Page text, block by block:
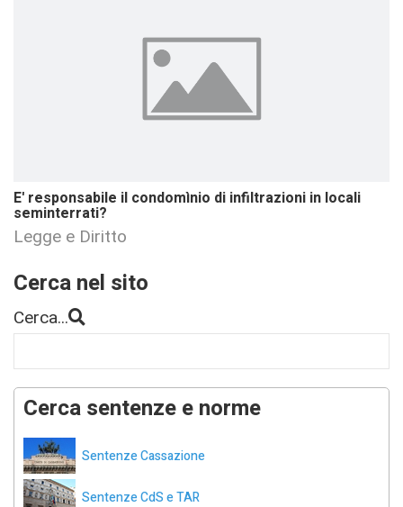
E' responsabile il condomìnio di infiltrazioni in locali
seminterrati?
Legge e Diritto
Cerca nel sito
Cerca...
Cerca sentenze e norme
Sentenze Cassazione
Sentenze CdS e TAR